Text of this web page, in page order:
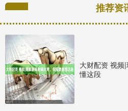
推荐资
大财配资 视频
懂这段